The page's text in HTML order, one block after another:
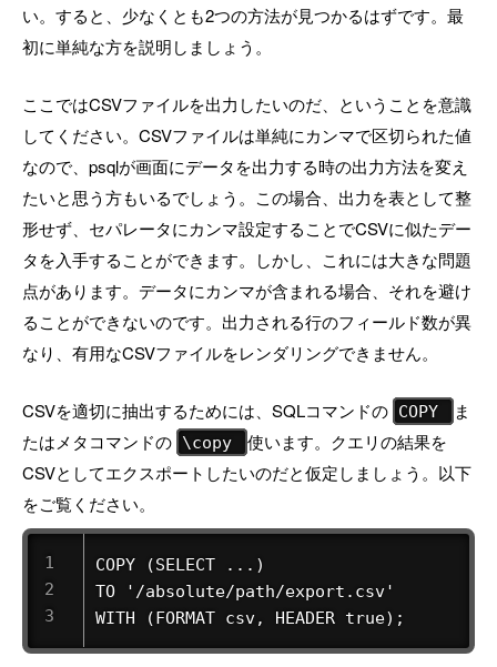
い。すると、少なくとも2つの方法が見つかるはずです。最
初に単純な方を説明しましょう。
ここではCSVファイルを出力したいのだ、ということを意識
してください。CSVファイルは単純にカンマで区切られた値
なので、psqlが画面にデータを出力する時の出力方法を変え
たいと思う方もいるでしょう。この場合、出力を表として整
形せず、セパレータにカンマ設定することでCSVに似たデー
タを入手することができます。しかし、これには大きな問題
点があります。データにカンマが含まれる場合、それを避け
ることができないのです。出力される行のフィールド数が異
なり、有用なCSVファイルをレンダリングできません。
CSVを適切に抽出するためには、SQLコマンドの COPY
ま
たはメタコマンドの \copy
使います。クエリの結果を
CSVとしてエクスポートしたいのだと仮定しましょう。以下
をご覧ください。
COPY (SELECT ...)
TO '/absolute/path/export.csv'
WITH (FORMAT csv, HEADER true);